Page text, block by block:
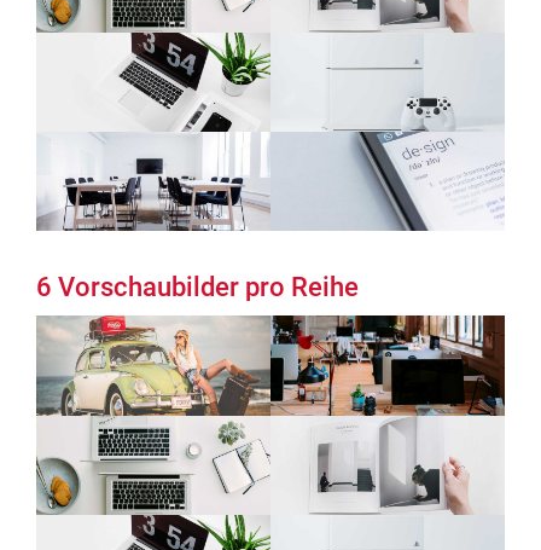
6 Vorschaubilder pro Reihe